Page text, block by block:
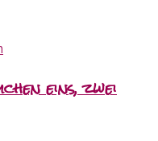
eins, zwei